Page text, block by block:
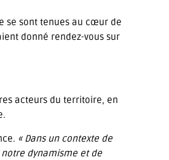
se sont tenues au cœur de
donné rendez-vous sur
acteurs du territoire, en
« Dans un contexte de
dynamisme et de